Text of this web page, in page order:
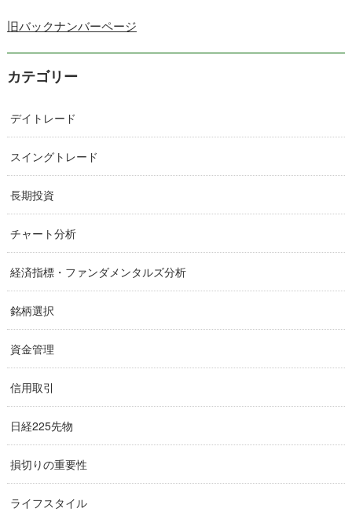
旧バックナンバーページ
カテゴリー
デイトレード
スイングトレード
長期投資
チャート分析
経済指標・ファンダメンタルズ分析
銘柄選択
資金管理
信用取引
日経225先物
損切りの重要性
ライフスタイル